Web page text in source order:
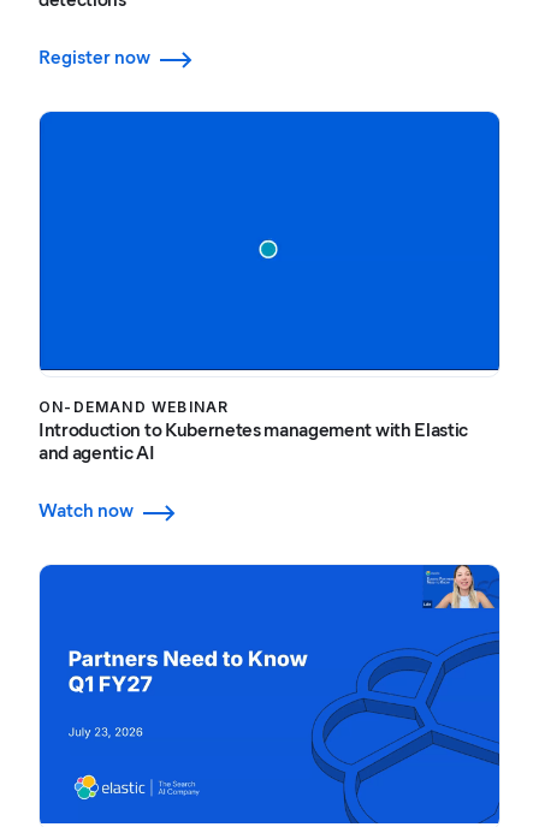
Register now
ON-DEMAND WEBINAR
Introduction to Kubernetes management with Elastic
and agentic AI
Watch now